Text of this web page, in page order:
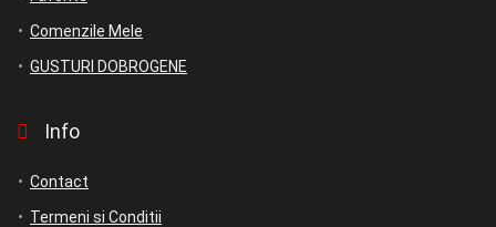
Comenzile Mele
GUSTURI DOBROGENE
Info
Contact
Termeni si Conditii